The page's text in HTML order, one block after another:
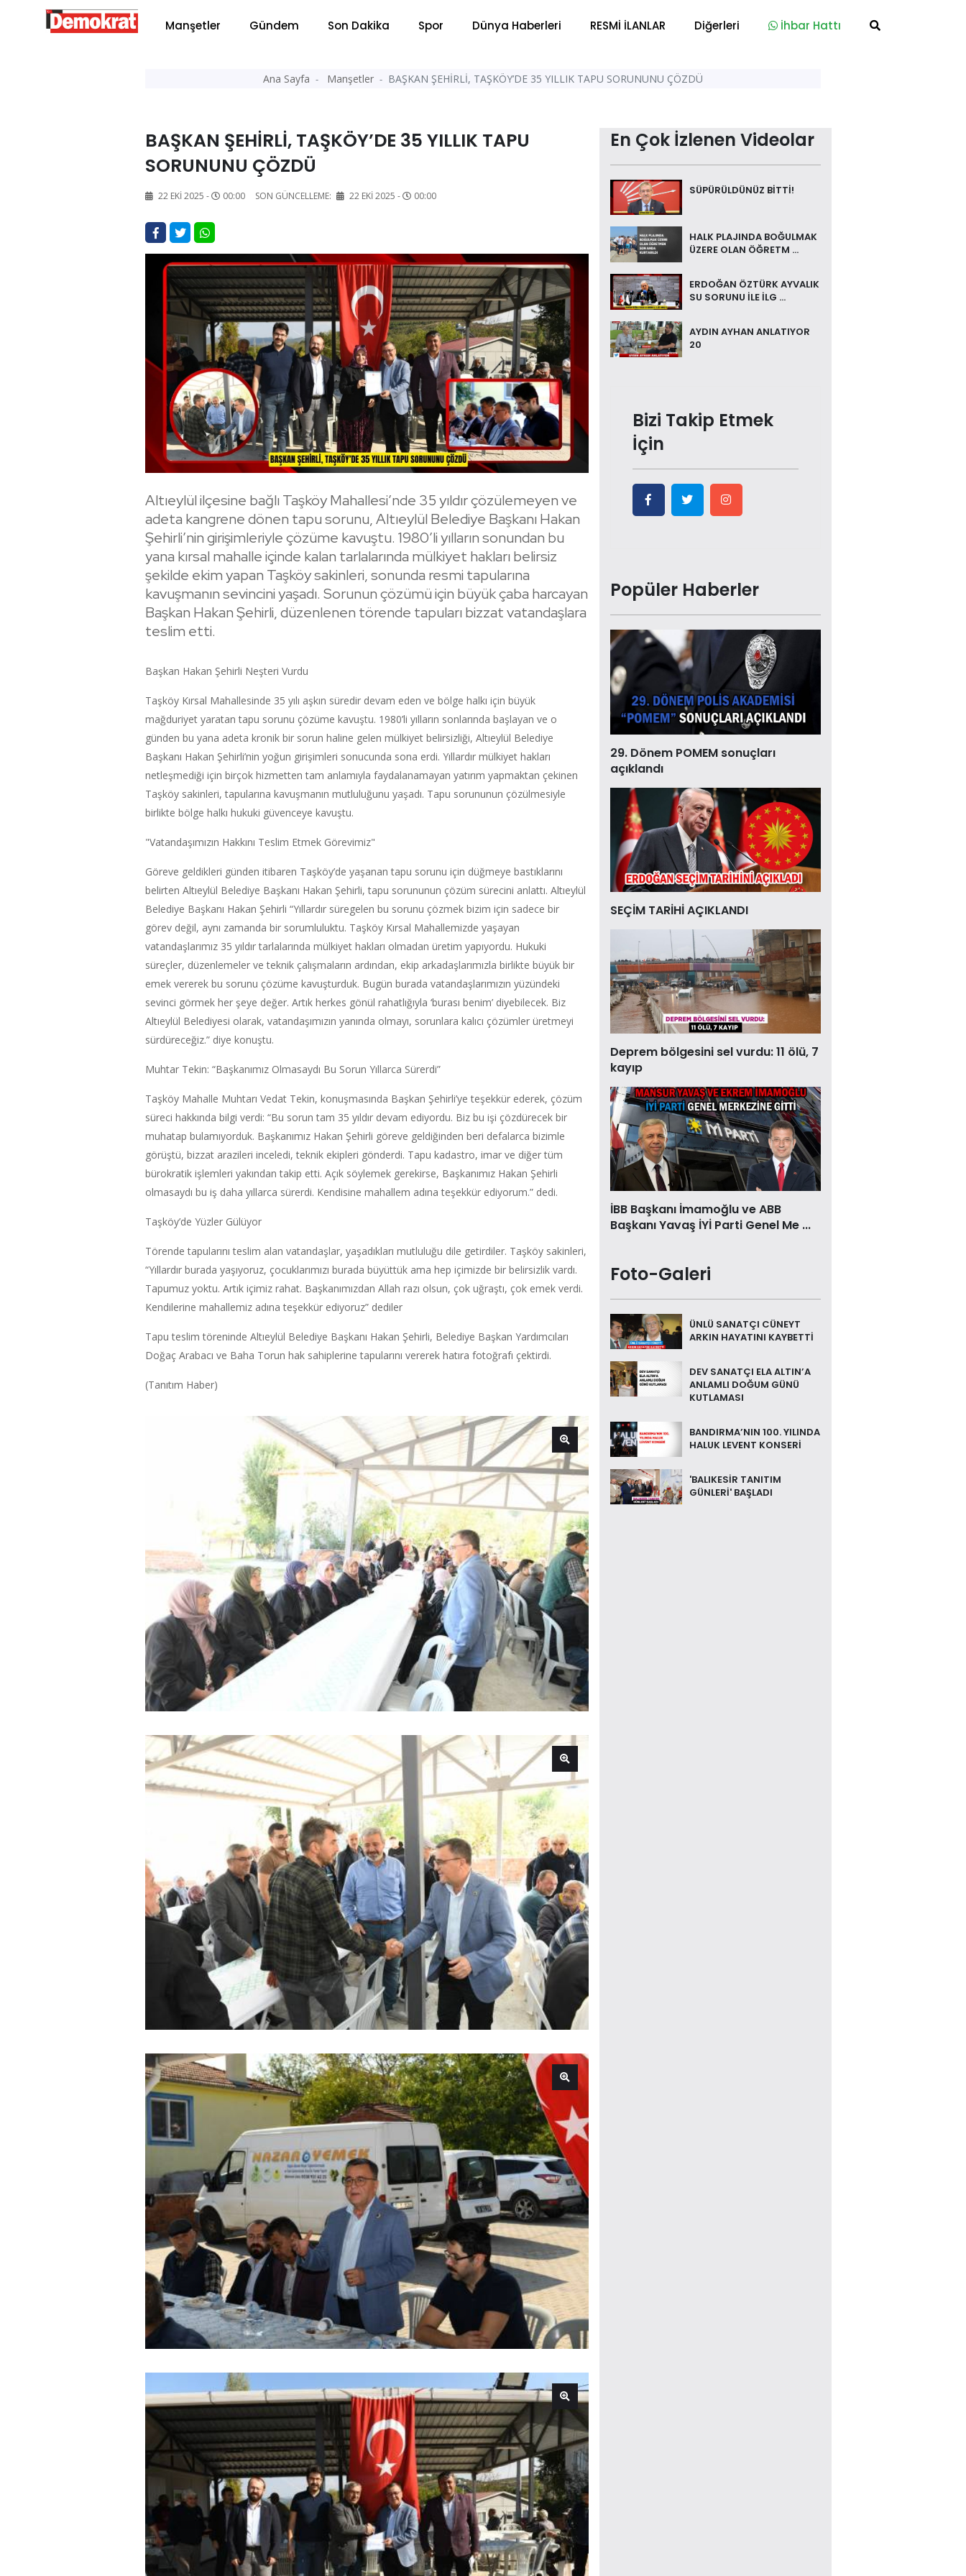
Manşetler Gündem Son Dakika Spor Dünya Haberleri RESMİ İLANLAR Diğerleri İhbar Hattı
Ana Sayfa Manşetler BAŞKAN ŞEHİRLİ, TAŞKÖY’DE 35 YILLIK TAPU SORUNUNU ÇÖZDÜ
BAŞKAN ŞEHİRLİ, TAŞKÖY’DE 35 YILLIK TAPU
SORUNUNU ÇÖZDÜ
22 EKI 2025 - 00:00 SON GÜNCELLEME: 22 EKI 2025 - 00:00
Altıeylül ilçesine bağlı Taşköy Mahallesi’nde 35 yıldır çözülemeyen ve
adeta kangrene dönen tapu sorunu, Altıeylül Belediye Başkanı Hakan
Şehirli’nin girişimleriyle çözüme kavuştu. 1980’li yılların sonundan bu
yana kırsal mahalle içinde kalan tarlalarında mülkiyet hakları belirsiz
şekilde ekim yapan Taşköy sakinleri, sonunda resmi tapularına
kavuşmanın sevincini yaşadı. Sorunun çözümü için büyük çaba harcayan
Başkan Hakan Şehirli, düzenlenen törende tapuları bizzat vatandaşlara
teslim etti.
Başkan Hakan Şehirli Neşteri Vurdu
Taşköy Kırsal Mahallesinde 35 yılı aşkın süredir devam eden ve bölge halkı için büyük
mağduriyet yaratan tapu sorunu çözüme kavuştu. 1980’li yılların sonlarında başlayan ve o
günden bu yana adeta kronik bir sorun haline gelen mülkiyet belirsizliği, Altıeylül Belediye
Başkanı Hakan Şehirli’nin yoğun girişimleri sonucunda sona erdi. Yıllardır mülkiyet hakları
netleşmediği için birçok hizmetten tam anlamıyla faydalanamayan yatırım yapmaktan çekinen
Taşköy sakinleri, tapularına kavuşmanın mutluluğunu yaşadı. Tapu sorununun çözülmesiyle
birlikte bölge halkı hukuki güvenceye kavuştu.
"Vatandaşımızın Hakkını Teslim Etmek Görevimiz"
Göreve geldikleri günden itibaren Taşköy’de yaşanan tapu sorunu için düğmeye bastıklarını
belirten Altıeylül Belediye Başkanı Hakan Şehirli, tapu sorununun çözüm sürecini anlattı. Altıeylül
Belediye Başkanı Hakan Şehirli “Yıllardır süregelen bu sorunu çözmek bizim için sadece bir
görev değil, aynı zamanda bir sorumluluktu. Taşköy Kırsal Mahallemizde yaşayan
vatandaşlarımız 35 yıldır tarlalarında mülkiyet hakları olmadan üretim yapıyordu. Hukuki
süreçler, düzenlemeler ve teknik çalışmaların ardından, ekip arkadaşlarımızla birlikte büyük bir
emek vererek bu sorunu çözüme kavuşturduk. Bugün burada vatandaşlarımızın yüzündeki
sevinci görmek her şeye değer. Artık herkes gönül rahatlığıyla ‘burası benim’ diyebilecek. Biz
Altıeylül Belediyesi olarak, vatandaşımızın yanında olmayı, sorunlara kalıcı çözümler üretmeyi
sürdüreceğiz.” diye konuştu.
Muhtar Tekin: “Başkanımız Olmasaydı Bu Sorun Yıllarca Sürerdi”
Taşköy Mahalle Muhtarı Vedat Tekin, konuşmasında Başkan Şehirli’ye teşekkür ederek, çözüm
süreci hakkında bilgi verdi: “Bu sorun tam 35 yıldır devam ediyordu. Biz bu işi çözdürecek bir
muhatap bulamıyorduk. Başkanımız Hakan Şehirli göreve geldiğinden beri defalarca bizimle
görüştü, bizzat arazileri inceledi, teknik ekipleri gönderdi. Tapu kadastro, imar ve diğer tüm
bürokratik işlemleri yakından takip etti. Açık söylemek gerekirse, Başkanımız Hakan Şehirli
olmasaydı bu iş daha yıllarca sürerdi. Kendisine mahallem adına teşekkür ediyorum.” dedi.
Taşköy’de Yüzler Gülüyor
Törende tapularını teslim alan vatandaşlar, yaşadıkları mutluluğu dile getirdiler. Taşköy sakinleri,
“Yıllardır burada yaşıyoruz, çocuklarımızı burada büyüttük ama hep içimizde bir belirsizlik vardı.
Tapumuz yoktu. Artık içimiz rahat. Başkanımızdan Allah razı olsun, çok uğraştı, çok emek verdi.
Kendilerine mahallemiz adına teşekkür ediyoruz” dediler
Tapu teslim töreninde Altıeylül Belediye Başkanı Hakan Şehirli, Belediye Başkan Yardımcıları
Doğaç Arabacı ve Baha Torun hak sahiplerine tapularını vererek hatıra fotoğrafı çektirdi.
(Tanıtım Haber)
En Çok İzlenen Videolar
SÜPÜRÜLDÜNÜZ BİTTİ!
HALK PLAJINDA BOĞULMAK
ÜZERE OLAN ÖĞRETM ...
ERDOĞAN ÖZTÜRK AYVALIK
SU SORUNU İLE İLG ...
AYDIN AYHAN ANLATIYOR
20
Bizi Takip Etmek
İçin
Popüler Haberler
29. Dönem POMEM sonuçları
açıklandı
SEÇİM TARİHİ AÇIKLANDI
Deprem bölgesini sel vurdu: 11 ölü, 7
kayıp
İBB Başkanı İmamoğlu ve ABB
Başkanı Yavaş İYİ Parti Genel Me ...
Foto-Galeri
ÜNLÜ SANATÇI CÜNEYT
ARKIN HAYATINI KAYBETTİ
DEV SANATÇI ELA ALTIN’A
ANLAMLI DOĞUM GÜNÜ
KUTLAMASI
BANDIRMA’NIN 100. YILINDA
HALUK LEVENT KONSERİ
'BALIKESİR TANITIM
GÜNLERİ' BAŞLADI